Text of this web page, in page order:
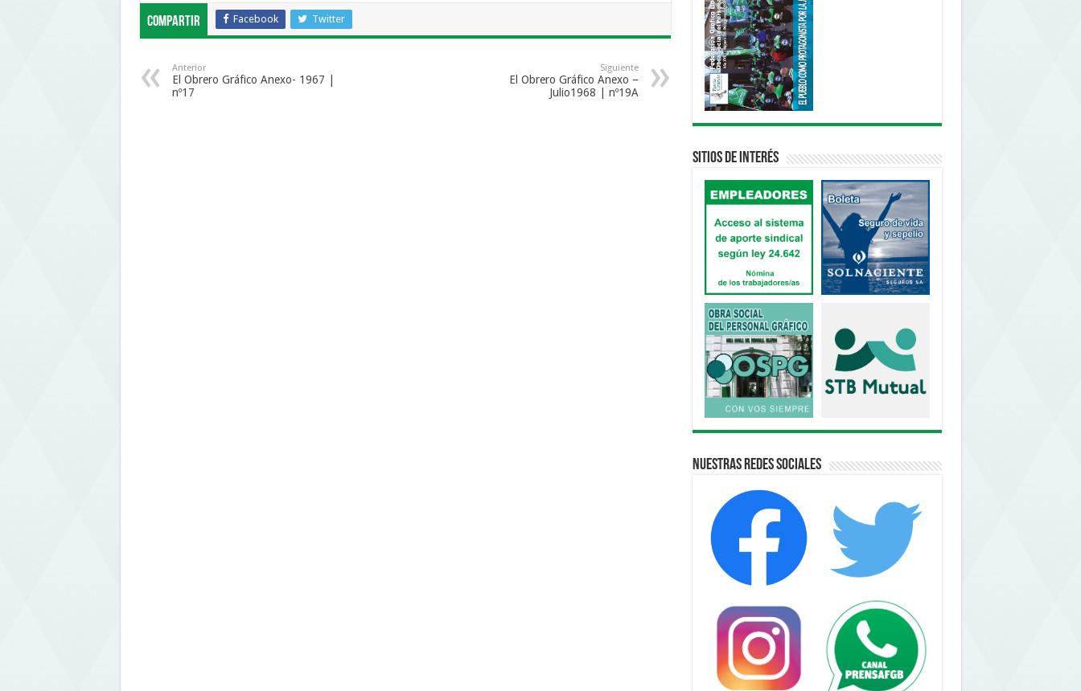
Compartir Facebook Twitter
Anterior
El Obrero Gráfico Anexo- 1967 |
nº17
Siguiente
El Obrero Gráfico Anexo –
Julio1968 | nº19A
Sitios de interés
Nuestras Redes Sociales